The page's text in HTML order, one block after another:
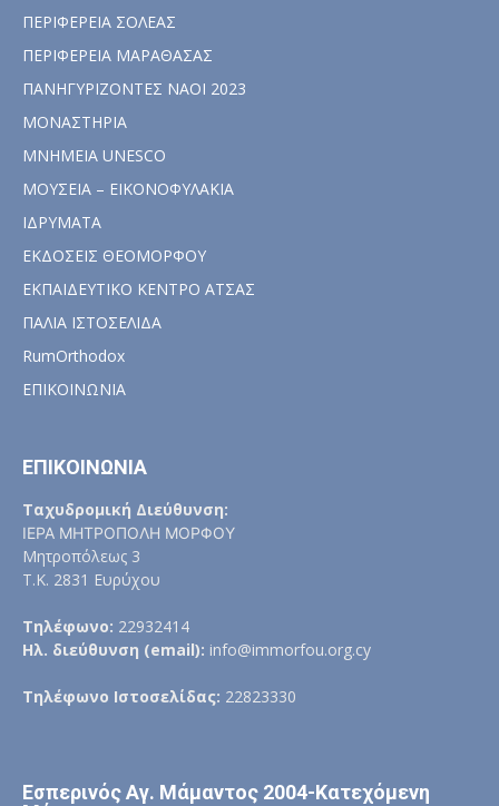
ΠΕΡΙΦΕΡΕΙΑ ΣΟΛΕΑΣ
ΠΕΡΙΦΕΡΕΙΑ ΜΑΡΑΘΑΣΑΣ
ΠΑΝΗΓΥΡΙΖΟΝΤΕΣ ΝΑΟΙ 2023
ΜΟΝΑΣΤΗΡΙΑ
ΜΝΗΜΕΙΑ UNESCO
ΜΟΥΣΕΙΑ – ΕΙΚΟΝΟΦΥΛΑΚΙΑ
ΙΔΡΥΜΑΤΑ
ΕΚΔΟΣΕΙΣ ΘΕΟΜΟΡΦΟΥ
ΕΚΠΑΙΔΕΥΤΙΚΟ ΚΕΝΤΡΟ ΑΤΣΑΣ
ΠΑΛΙΑ ΙΣΤΟΣΕΛΙΔΑ
RumOrthodox
ΕΠΙΚΟΙΝΩΝΙΑ
ΕΠΙΚΟΙΝΩΝΙΑ
Ταχυδρομική Διεύθυνση:
ΙΕΡΑ ΜΗΤΡΟΠΟΛΗ ΜΟΡΦΟΥ
Μητροπόλεως 3
Τ.Κ. 2831 Ευρύχου
Τηλέφωνο: 22932414
Ηλ. διεύθυνση (email): info@immorfou.org.cy
Τηλέφωνο Ιστοσελίδας: 22823330
Εσπερινός Αγ. Μάμαντος 2004-Κατεχόμενη